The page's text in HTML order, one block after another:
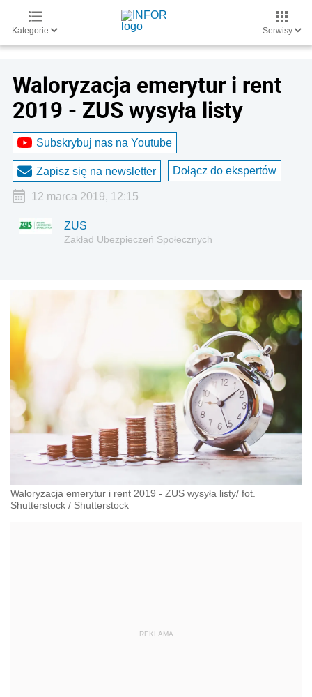
Kategorie Serwisy
Waloryzacja emerytur i rent
2019 - ZUS wysyła listy
Subskrybuj nas na Youtube
Zapisz się na newsletter Dołącz do ekspertów
12 marca 2019, 12:15
ZUS
Zakład Ubezpieczeń Społecznych
Waloryzacja emerytur i rent 2019 - ZUS wysyła listy/ fot.
Shutterstock / Shutterstock